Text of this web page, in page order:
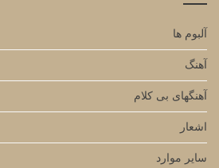
آلبوم ها
آهنگ
آهنگهای بی کلام
اشعار
سایر موارد